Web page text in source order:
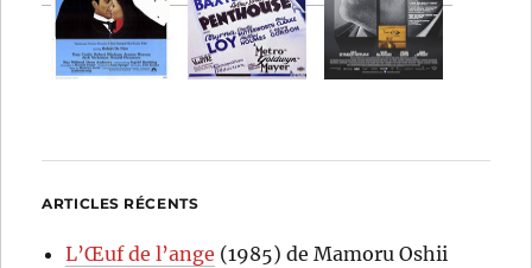
ARTICLES RÉCENTS
L’Œuf de l’ange (1985) de Mamoru Oshii